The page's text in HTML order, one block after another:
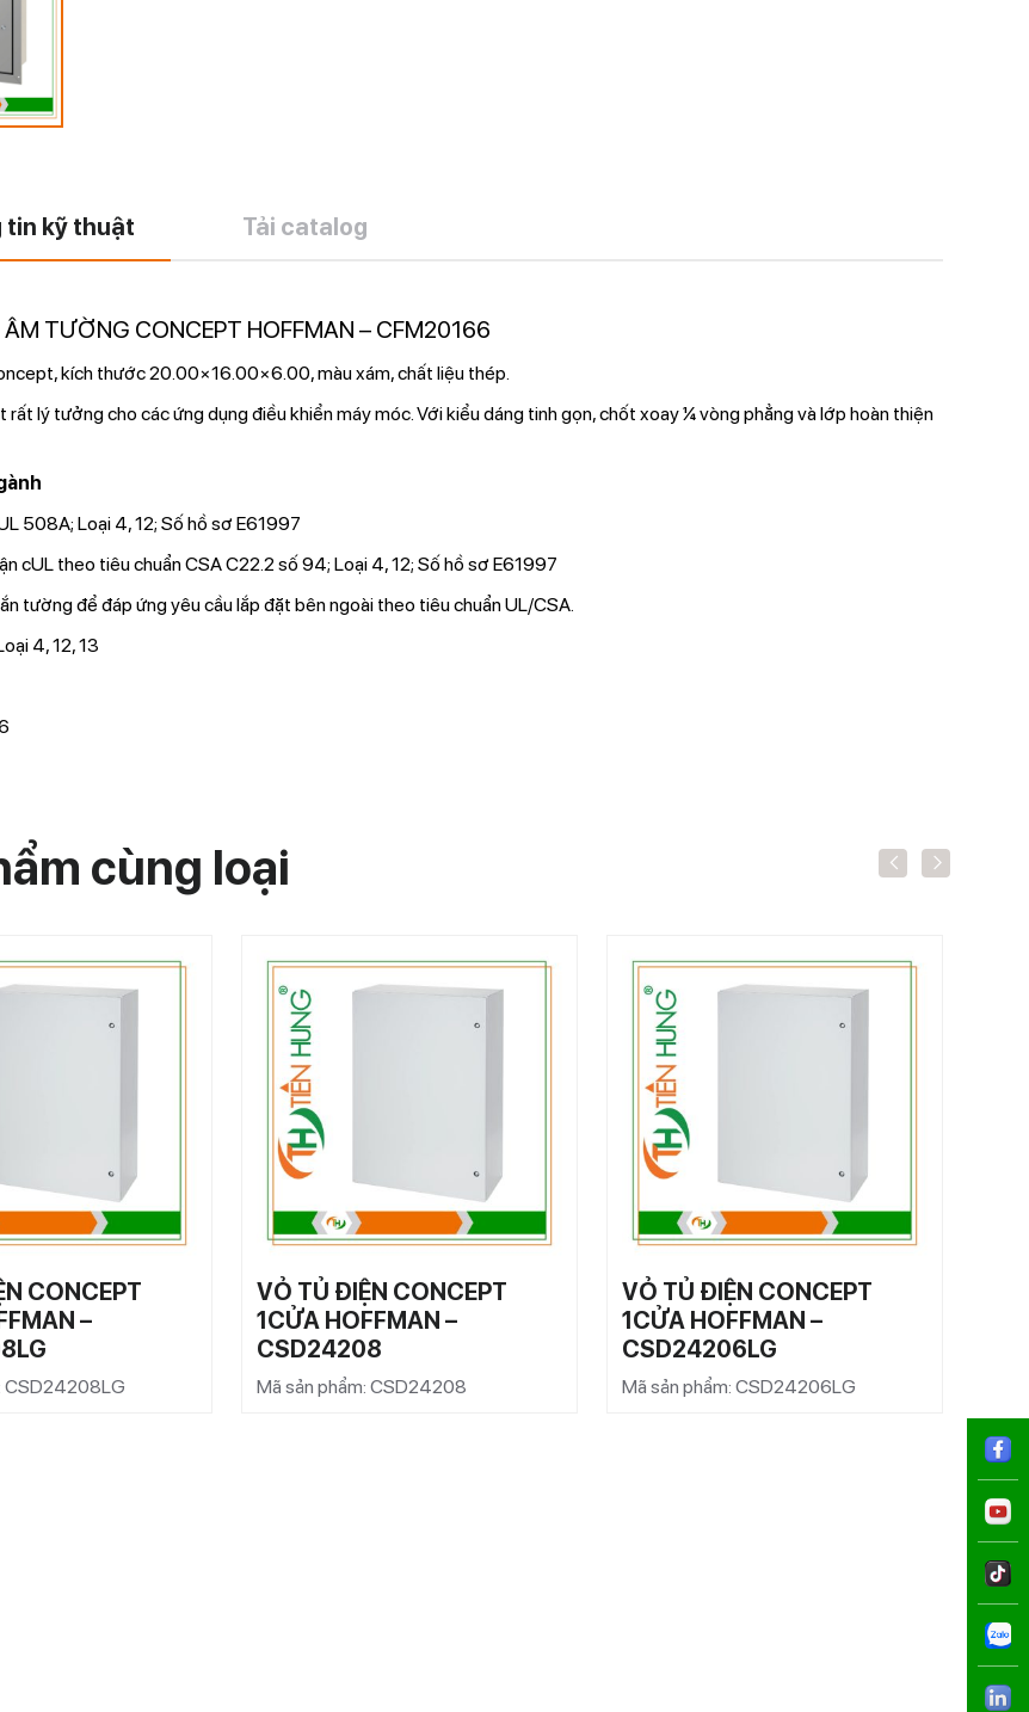
tin kỹ thuật Tải catalog
TƯỜNG CONCEPT HOFFMAN – CFM20166
kích thước 20.00×16.00×6.00, màu xám, chất liệu thép.
rất lý tưởng cho các ứng dụng điều khiển máy móc. Với kiểu dáng tinh gọn, chốt xoay ¼ vòng phẳng và lớp hoàn thiện
508A; Loại 4, 12; Số hồ sơ E61997
cUL theo tiêu chuẩn CSA C22.2 số 94; Loại 4, 12; Số hồ sơ E61997
tường để đáp ứng yêu cầu lắp đặt bên ngoài theo tiêu chuẩn UL/CSA.
4, 12, 13
cùng loại
CONCEPT
–
CSD24208LG
VỎ TỦ ĐIỆN CONCEPT
1CỬA HOFFMAN –
CSD24208
Mã sản phẩm: CSD24208
VỎ TỦ ĐIỆN CONCEPT
1CỬA HOFFMAN –
CSD24206LG
Mã sản phẩm: CSD24206LG